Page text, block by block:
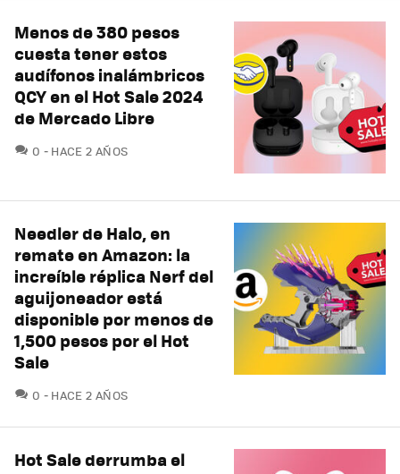
Menos de 380 pesos
cuesta tener estos
audífonos inalámbricos
QCY en el Hot Sale 2024
de Mercado Libre
0 COMENTARIOS
HACE 2 AÑOS
Needler de Halo, en
remate en Amazon: la
increíble réplica Nerf del
aguijoneador está
disponible por menos de
1,500 pesos por el Hot
Sale
0 COMENTARIOS
HACE 2 AÑOS
Hot Sale derrumba el